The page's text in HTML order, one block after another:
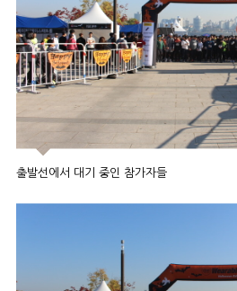
출발선에서 대기 중인 참가자들